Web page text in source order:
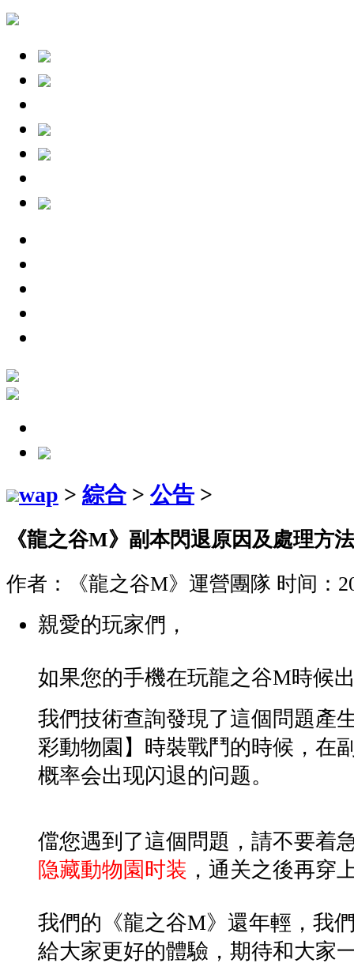
wap > 綜合> 公告 >
《龍之谷M》副本閃退原因及處理方法
作者：《龍之谷M》運營團隊 时间：
親愛的玩家們，
如果您的手機在玩龍之谷M時候
我們技術查詢發現了這個問題產
彩動物園】時裝戰鬥的時候，在
概率会出现闪退的问题。
儅您遇到了這個問題，請不要着
隐藏動物園时装 ，通关之後再穿
我們的《龍之谷M》還年輕，我
給大家更好的體驗，期待和大家